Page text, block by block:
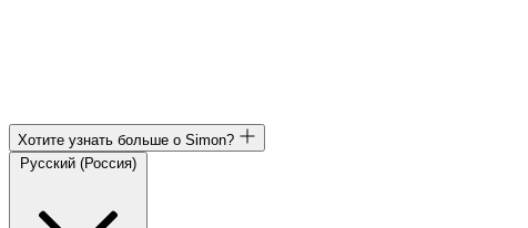
Хотите узнать больше о Simon?